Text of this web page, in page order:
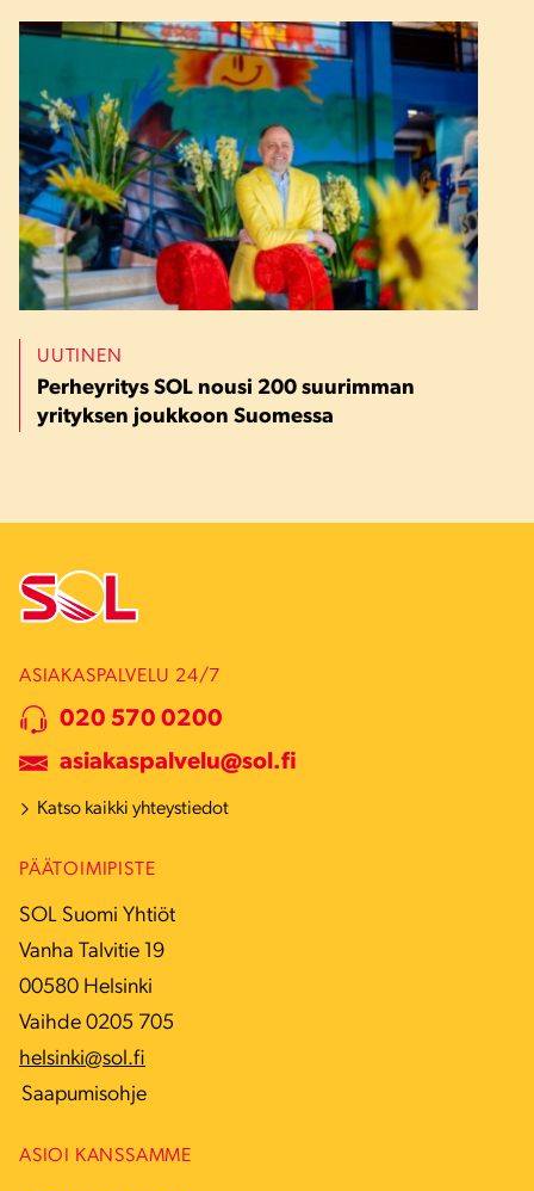
UUTINEN
Perheyritys SOL nousi 200 suurimman
yrityksen joukkoon Suomessa
ASIAKASPALVELU 24/7
020 570 0200
asiakaspalvelu@sol.fi
Katso kaikki yhteystiedot
PÄÄTOIMIPISTE
SOL Suomi Yhtiöt
Vanha Talvitie 19
00580 Helsinki
Vaihde 0205 705
helsinki@sol.fi
Saapumisohje
ASIOI KANSSAMME